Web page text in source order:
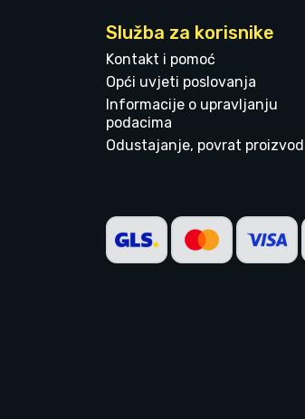
Služba za korisnike
Kontakt i pomoć
Opći uvjeti poslovanja
Informacije o upravljanju
podacima
Odustajanje, povrat